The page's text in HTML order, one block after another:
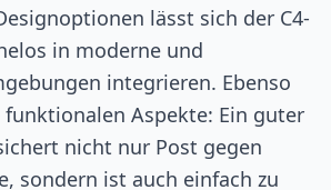
lässt sich der C4-
in moderne und
integrieren. Ebenso
Aspekte: Ein guter
nicht nur Post gegen
sondern ist auch einfach zu